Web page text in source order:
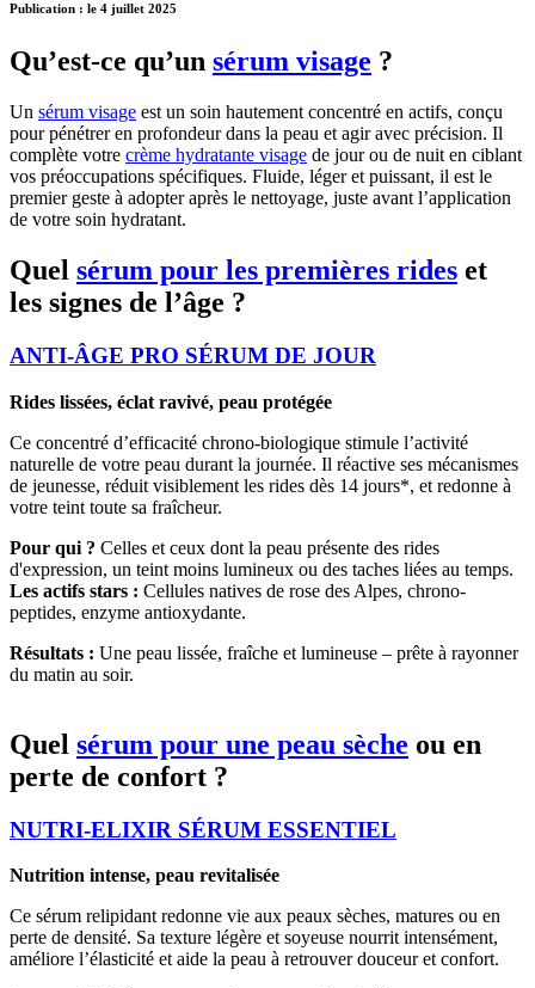
Publication : le 4 juillet 2025
Qu’est-ce qu’un sérum visage ?
Un sérum visage est un soin hautement concentré en actifs, conçu
pour pénétrer en profondeur dans la peau et agir avec précision. Il
complète votre crème hydratante visage de jour ou de nuit en ciblant
vos préoccupations spécifiques. Fluide, léger et puissant, il est le
premier geste à adopter après le nettoyage, juste avant l’application
de votre soin hydratant.
Quel sérum pour les premières rides et
les signes de l’âge ?
ANTI-ÂGE PRO SÉRUM DE JOUR
Rides lissées, éclat ravivé, peau protégée
Ce concentré d’efficacité chrono-biologique stimule l’activité
naturelle de votre peau durant la journée. Il réactive ses mécanismes
de jeunesse, réduit visiblement les rides dès 14 jours*, et redonne à
votre teint toute sa fraîcheur.
Pour qui ? Celles et ceux dont la peau présente des rides
d'expression, un teint moins lumineux ou des taches liées au temps.
Les actifs stars : Cellules natives de rose des Alpes, chrono-
peptides, enzyme antioxydante.
Résultats : Une peau lissée, fraîche et lumineuse – prête à rayonner
du matin au soir.
Quel sérum pour une peau sèche ou en
perte de confort ?
NUTRI-ELIXIR SÉRUM ESSENTIEL
Nutrition intense, peau revitalisée
Ce sérum relipidant redonne vie aux peaux sèches, matures ou en
perte de densité. Sa texture légère et soyeuse nourrit intensément,
améliore l’élasticité et aide la peau à retrouver douceur et confort.